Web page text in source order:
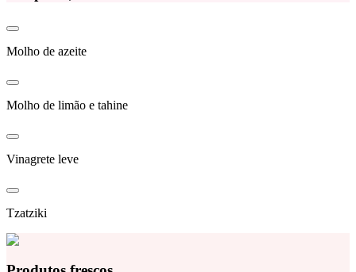
Molho de azeite
Molho de limão e tahine
Vinagrete leve
Tzatziki